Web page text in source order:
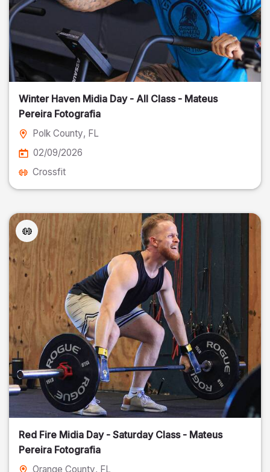
Winter Haven Midia Day - All Class - Mateus
Pereira Fotografia
Polk County, FL
02/09/2026
Crossfit
Red Fire Midia Day - Saturday Class - Mateus
Pereira Fotografia
Orange County, FL